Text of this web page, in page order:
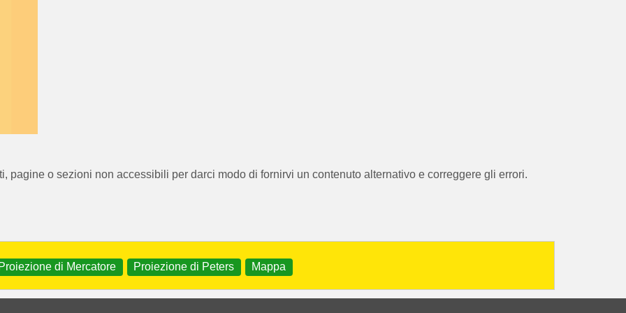
pagine o sezioni non accessibili per darci modo di fornirvi un contenuto alternativo e correggere gli errori.
Proiezione di Mercatore Proiezione di Peters Mappa